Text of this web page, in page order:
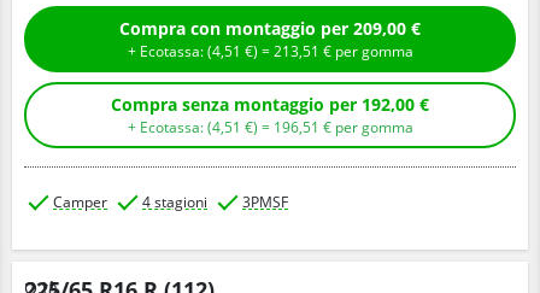
Compra con montaggio per 209,00 €
+ Ecotassa: (4,51 € ) =213,51 € per gomma
Compra senza montaggio per 192,00 €
+ Ecotassa: (4,51 € ) = 196,51 € per gomma
Camper 4 stagioni 3PMSF
Q.tà